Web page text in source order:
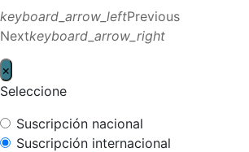
keyboard_arrow_leftPrevious
Nextkeyboard_arrow_right
×
Seleccione
Suscripción nacional
Suscripción internacional